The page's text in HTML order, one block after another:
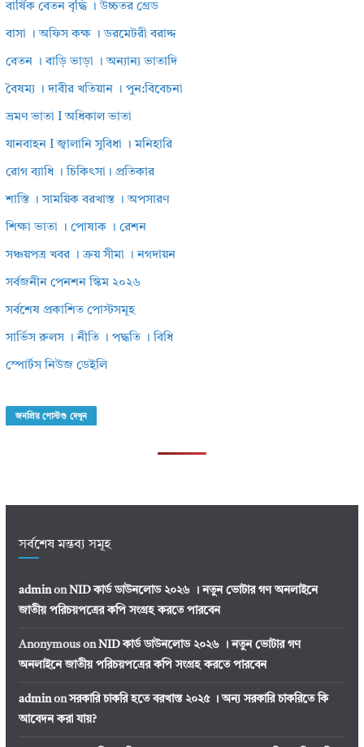
বার্ষিক বেতন বৃদ্ধি । উচ্চতর গ্রেড
বাসা । অফিস কক্ষ । ডরমেটরী বরাদ্দ
বেতন । বাড়ি ভাড়া । অন্যান্য ভাতাদি
বৈষম্য । দাবীর খতিয়ান । পুন:বিবেচনা
ভ্রমণ ভাতা I অধিকাল ভাতা
যানবাহন I জ্বালানি সুবিধা । মনিহারি
রোগ ব্যাধি । চিকিৎসা। প্রতিকার
শাস্তি । সাময়িক বরখাস্ত । অপসারণ
শিক্ষা ভাতা । পোষাক । রেশন
সঞ্চয়পত্র খবর । ক্রয় সীমা । নগদায়ন
সর্বজনীন পেনশন স্কিম ২০২৬
সর্বশেষ প্রকাশিত পোস্টসমূহ
সার্ভিস রুলস । নীতি । পদ্ধতি । বিধি
স্পোর্টস নিউজ ডেইলি
জনপ্রিয় পোস্টগু দেখুন
সর্বশেষ মন্তব্য সমূহ
adminonNID কার্ড ডাউনলোড ২০২৬ । নতুন ভোটার গণ অনলাইনে
জাতীয় পরিচয়পত্রের কপি সংগ্রহ করতে পারবেন
AnonymousonNID কার্ড ডাউনলোড ২০২৬ । নতুন ভোটার গণ
অনলাইনে জাতীয় পরিচয়পত্রের কপি সংগ্রহ করতে পারবেন
adminonসরকারি চাকরি হতে বরখাস্ত ২০২৫ । অন্য সরকারি চাকরিতে কি
আবেদন করা যায়?